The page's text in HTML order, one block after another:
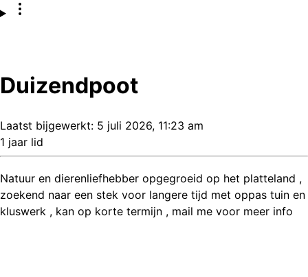
Duizendpoot
Laatst bijgewerkt: 5 juli 2026, 11:23 am
1 jaar lid
Natuur en dierenliefhebber opgegroeid op het platteland ,
zoekend naar een stek voor langere tijd met oppas tuin en
kluswerk , kan op korte termijn , mail me voor meer info